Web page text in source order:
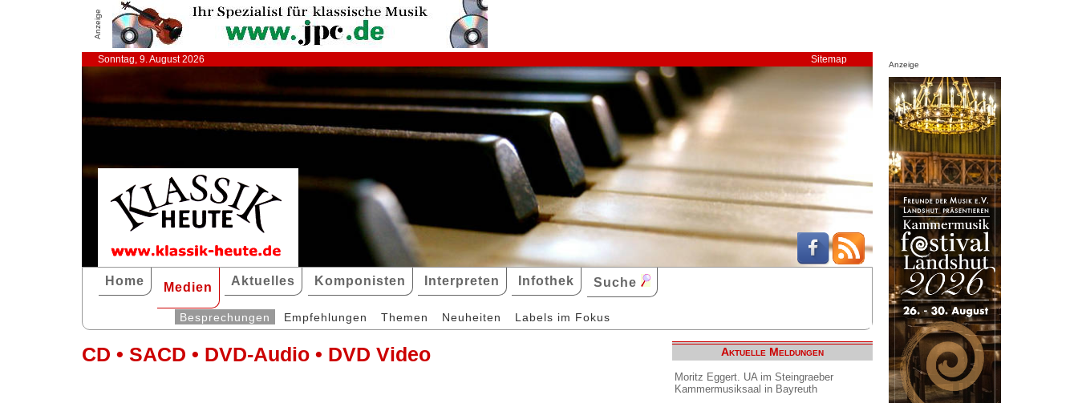
Anzeige
Sonntag, 9. August 2026 Sitemap
Home Medien Aktuelles Komponisten Interpreten Infothek Suche
Besprechungen Empfehlungen Themen Neuheiten Labels im Fokus
CD • SACD • DVD-Audio • DVD Video Aktuelle Meldungen
Moritz Eggert. UA im Steingraeber
Kammermusiksaal in Bayreuth
Anzeige